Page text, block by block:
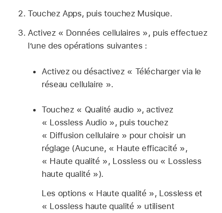
Touchez Apps, puis touchez Musique.
Activez « Données cellulaires », puis effectuez
l’une des opérations suivantes :
Activez ou désactivez « Télécharger via le
réseau cellulaire ».
Touchez « Qualité audio », activez
« Lossless Audio », puis touchez
« Diffusion cellulaire » pour choisir un
réglage (Aucune, « Haute efficacité »,
« Haute qualité », Lossless ou « Lossless
haute qualité »).
Les options « Haute qualité », Lossless et
« Lossless haute qualité » utilisent